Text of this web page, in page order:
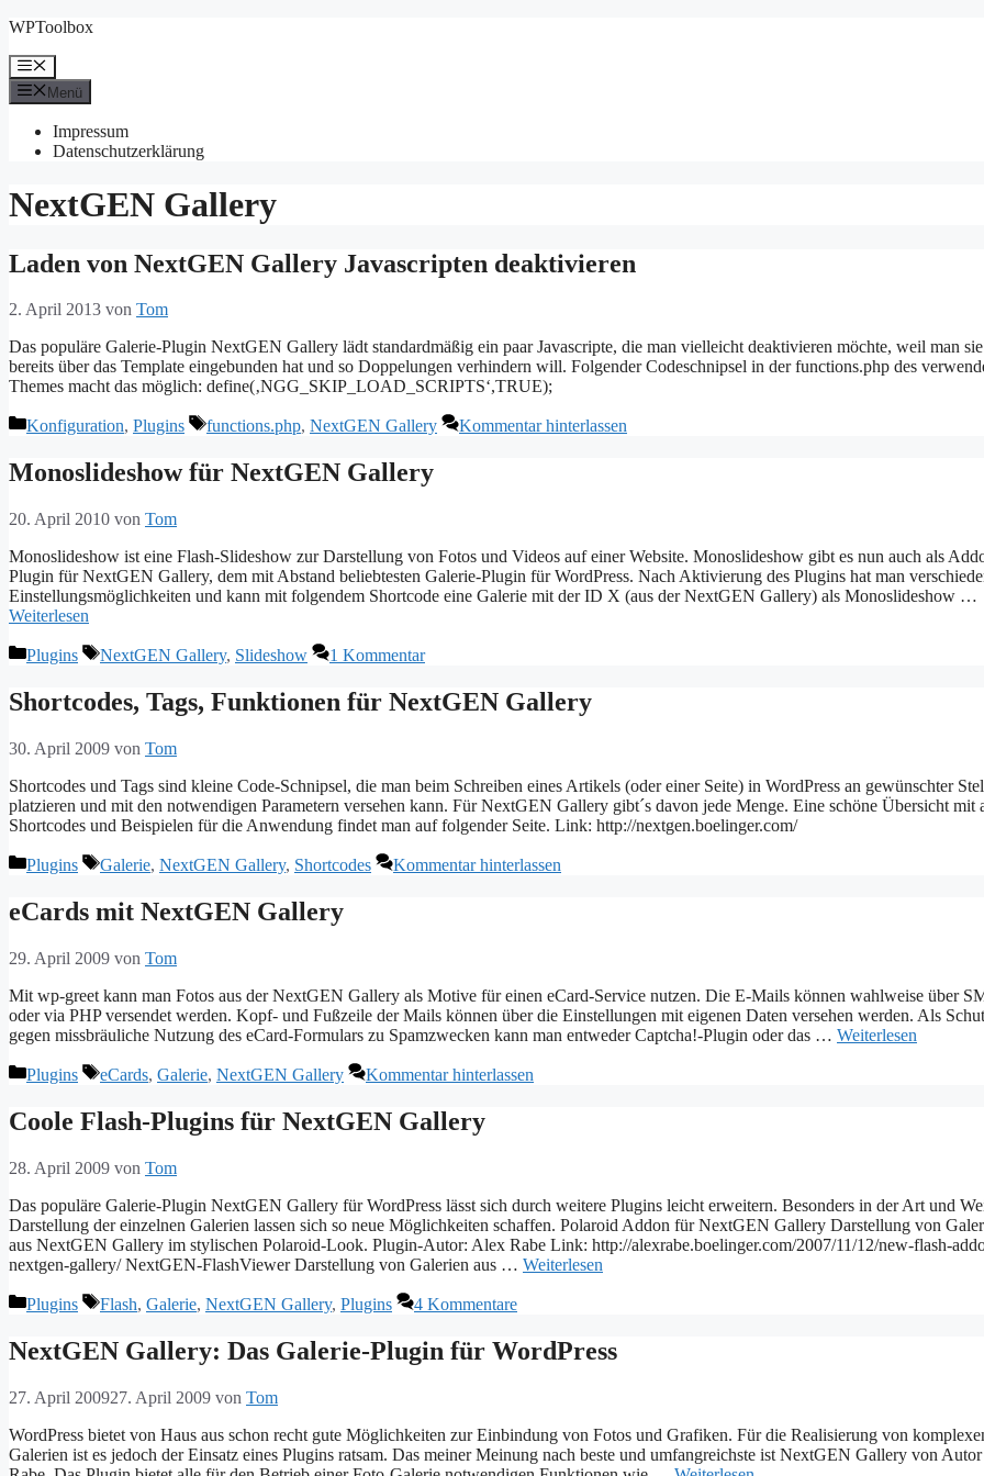
Zum
springen
WPToolbox
Menü
Menü
Impressum
Datenschutzerklärung
NextGEN Gallery
Laden von NextGEN Gallery Javascripten deaktivieren
2. April 2013 von Tom
Das populäre Galerie-Plugin NextGEN Gallery lädt standardmäßig ein paar Javascripte, die man vielleicht deaktivieren möchte, weil man
bereits über das Template eingebunden hat und so Doppelungen verhindern will. Folgender Codeschnipsel in der functions.php des
Themes macht das möglich: define(‚NGG_SKIP_LOAD_SCRIPTS‘,TRUE);
Kategorien
Konfiguration, Plugins Schlagwörter
functions.php, NextGEN Gallery Kommentar hinterlassen
Monoslideshow für NextGEN Gallery
20. April 2010 von Tom
Monoslideshow ist eine Flash-Slideshow zur Darstellung von Fotos und Videos auf einer Website. Monoslideshow gibt es nun auch als
Plugin für NextGEN Gallery, dem mit Abstand beliebtesten Galerie-Plugin für WordPress. Nach Aktivierung des Plugins hat man
Einstellungsmöglichkeiten und kann mit folgendem Shortcode eine Galerie mit der ID X (aus der NextGEN Gallery) als Monoslideshow …
Weiterlesen
Kategorien
Plugins Schlagwörter
NextGEN Gallery, Slideshow 1 Kommentar
Shortcodes, Tags, Funktionen für NextGEN Gallery
30. April 2009 von Tom
Shortcodes und Tags sind kleine Code-Schnipsel, die man beim Schreiben eines Artikels (oder einer Seite) in WordPress an gewünschter
platzieren und mit den notwendigen Parametern versehen kann. Für NextGEN Gallery gibt´s davon jede Menge. Eine schöne Übersicht mit
Shortcodes und Beispielen für die Anwendung findet man auf folgender Seite. Link: http://nextgen.boelinger.com/
Kategorien
Plugins Schlagwörter
Galerie, NextGEN Gallery, Shortcodes Kommentar hinterlassen
eCards mit NextGEN Gallery
29. April 2009 von Tom
Mit wp-greet kann man Fotos aus der NextGEN Gallery als Motive für einen eCard-Service nutzen. Die E-Mails können wahlweise über
oder via PHP versendet werden. Kopf- und Fußzeile der Mails können über die Einstellungen mit eigenen Daten versehen werden. Als
gegen missbräuliche Nutzung des eCard-Formulars zu Spamzwecken kann man entweder Captcha!-Plugin oder das … Weiterlesen
Kategorien
Plugins Schlagwörter
eCards, Galerie, NextGEN Gallery Kommentar hinterlassen
Coole Flash-Plugins für NextGEN Gallery
28. April 2009 von Tom
Das populäre Galerie-Plugin NextGEN Gallery für WordPress lässt sich durch weitere Plugins leicht erweitern. Besonders in der Art und
Darstellung der einzelnen Galerien lassen sich so neue Möglichkeiten schaffen. Polaroid Addon für NextGEN Gallery Darstellung von
aus NextGEN Gallery im stylischen Polaroid-Look. Plugin-Autor: Alex Rabe Link: http://alexrabe.boelinger.com/2007/11/12/new-flash-
nextgen-gallery/ NextGEN-FlashViewer Darstellung von Galerien aus … Weiterlesen
Kategorien
Plugins Schlagwörter
Flash, Galerie, NextGEN Gallery, Plugins 4 Kommentare
NextGEN Gallery: Das Galerie-Plugin für WordPress
27. April 200927. April 2009 von Tom
WordPress bietet von Haus aus schon recht gute Möglichkeiten zur Einbindung von Fotos und Grafiken. Für die Realisierung von
Galerien ist es jedoch der Einsatz eines Plugins ratsam. Das meiner Meinung nach beste und umfangreichste ist NextGEN Gallery von